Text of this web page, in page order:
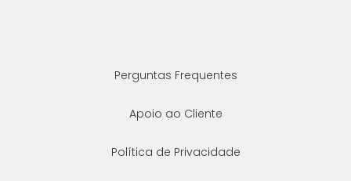
Perguntas Frequentes
Apoio ao Cliente
Política de Privacidade